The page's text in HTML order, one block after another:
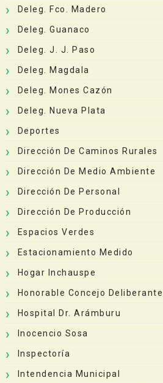
Deleg. Fco. Madero
Deleg. Guanaco
Deleg. J. J. Paso
Deleg. Magdala
Deleg. Mones Cazón
Deleg. Nueva Plata
Deportes
Dirección De Caminos Rurales
Dirección De Medio Ambiente
Dirección De Personal
Dirección De Producción
Espacios Verdes
Estacionamiento Medido
Hogar Inchauspe
Honorable Concejo Deliberante
Hospital Dr. Arámburu
Inocencio Sosa
Inspectoría
Intendencia Municipal